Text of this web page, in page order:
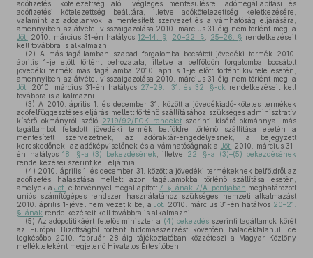
adófizetési kötelezettség alóli végleges mentesülésre, adómegállapítási és
adófizetési kötelezettség beálltára, illetve adókötelezettség keletkezésére,
valamint az adóalanyok, a mentesített szervezet és a vámhatóság eljárására,
amennyiben az átvétel visszaigazolása 2010. március 31-éig nem történt meg, a
Jöt.
2010. március 31-én hatályos12–14. § 20–22. § 25–26. § rendelkezéseit
kell továbbra is alkalmazni.
(2) A más tagállamban szabad forgalomba bocsátott jövedéki termék 2010.
április 1-je előtt történt behozatala, illetve a belföldön forgalomba bocsátott
jövedéki termék más tagállamba 2010. április 1-je előtt történt kivitele esetén,
amennyiben az átvétel visszaigazolása 2010. március 31-éig nem történt meg, a
Jöt.
2010. március 31-én hatályos 27–29., 31. és 32. §-ok rendelkezéseit kell
továbbra is alkalmazni.
(3) A 2010. április 1. és december 31. között a jövedékiadó-köteles termékek
adófelfüggesztéses eljárás mellett történő szállításához szükséges adminisztratív
kísérő okmányról szóló 2719/92/EGK rendeletszerinti kísérő okmánnyal más
tagállamból feladott jövedéki termék belföldre történő szállítása esetén a
mentesített szervezetnek, az adóraktár-engedélyesnek, a bejegyzett
kereskedőnek, az adóképviselőnek és a vámhatóságnak a Jöt. 2010. március 31-
én hatályos 18. §-a (3) bekezdésének , illetve
22. §-a (3)–(5) bekezdésének
rendelkezései szerint kell eljárnia.
(4) 2010. április 1. és december 31. között a jövedéki termékeknek belföldről az
adófizetés halasztása mellett azon tagállamokba történő szállítása esetén,
amelyek aJöt. e törvénnyel megállapított7. §-ának 7/A. pontjában meghatározott
uniós számítógépes rendszer használatához szükséges nemzeti alkalmazást
2010. április 1-jével nem vezetik be, aJöt. 2010. március 31-én hatályos 20–21.
§-ának rendelkezéseit kell továbbra is alkalmazni.
(5) Az adópolitikáért felelős miniszter a (4) bekezdés szerinti tagállamok körét
az Európai Bizottságtól történt tudomásszerzést követően haladéktalanul, de
legkésőbb 2010. február 28-áig tájékoztatóban közzéteszi a Magyar Közlöny
mellékleteként megjelenő Hivatalos Értesítőben.